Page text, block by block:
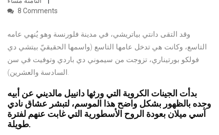
8 Comments
وقد التقى دانتي بياتريشي، في مدينة فلورنسة وهو يُنهي عامه
التاسع، وكانت هي تدخل عامها التاسع (واسمها الحقيقيّ بيتشي دي
فولكو بورتيناري، تزوجت من سيموني دي باردي وتوفيت في سن
السادسة والعشرين).
بدأت الجينات الكروية التي ورثها دانييل مالديني عن أبيه
وجده بالظهور بشكل واضح هذا الموسم، لتبشر عشاق نادي
آسي ميلان بعودة الروح الأسطورية التي غابت عنهم لفترة
طويلة.